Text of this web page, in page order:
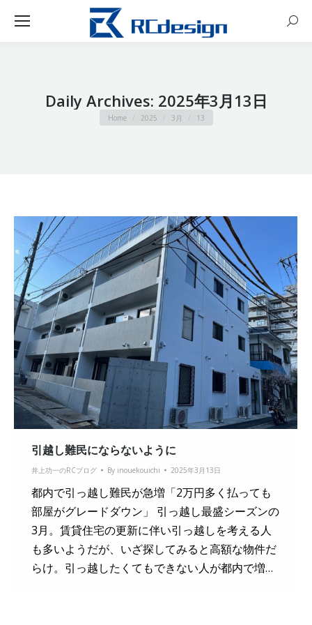
Daily Archives: 2025年3月13日
You are here:
Home 2025 3月 13
引越し難民にならないように
井上功一のRCブログ By inouekouichi 2025年3月13日
都内で引っ越し難民が急増「2万円多く払っても
部屋がグレードダウン」 引っ越し最盛シーズンの
3月。賃貸住宅の更新に伴い引っ越しを考える人
も多いようだが、いざ探してみると高額な物件だ
らけ。引っ越したくてもできない人が都内で増…